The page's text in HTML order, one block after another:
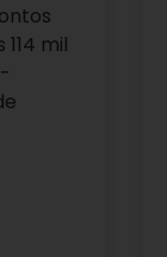
mil